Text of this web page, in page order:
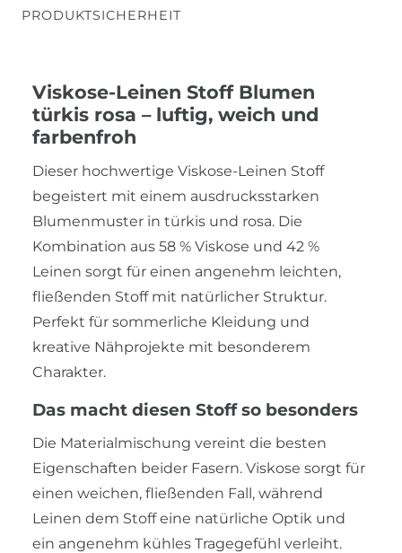
PRODUKTSICHERHEIT
Viskose-Leinen Stoff Blumen
türkis rosa – luftig, weich und
farbenfroh
Dieser hochwertige Viskose-Leinen Stoff
begeistert mit einem ausdrucksstarken
Blumenmuster in türkis und rosa. Die
Kombination aus 58 % Viskose und 42 %
Leinen sorgt für einen angenehm leichten,
fließenden Stoff mit natürlicher Struktur.
Perfekt für sommerliche Kleidung und
kreative Nähprojekte mit besonderem
Charakter.
Das macht diesen Stoff so besonders
Die Materialmischung vereint die besten
Eigenschaften beider Fasern. Viskose sorgt für
einen weichen, fließenden Fall, während
Leinen dem Stoff eine natürliche Optik und
ein angenehm kühles Tragegefühl verleiht.